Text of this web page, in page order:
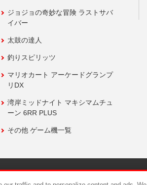
ジョジョの奇妙な冒険 ラストサバ
イバー
太鼓の達人
釣りスピリッツ
マリオカート アーケードグランプ
リDX
湾岸ミッドナイト マキシマムチュ
ーン 6RR PLUS
その他 ゲーム機一覧